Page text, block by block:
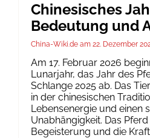
Chinesisches
Bedeutung und
China-Wiki.de 22. Dezember
Am 17. Februar 2026
Lunarjahr, das Jahr des
Schlange 2025 ab. Das
in der chinesischen
Lebensenergie und einen
Unabhängigkeit. Das
Begeisterung und die